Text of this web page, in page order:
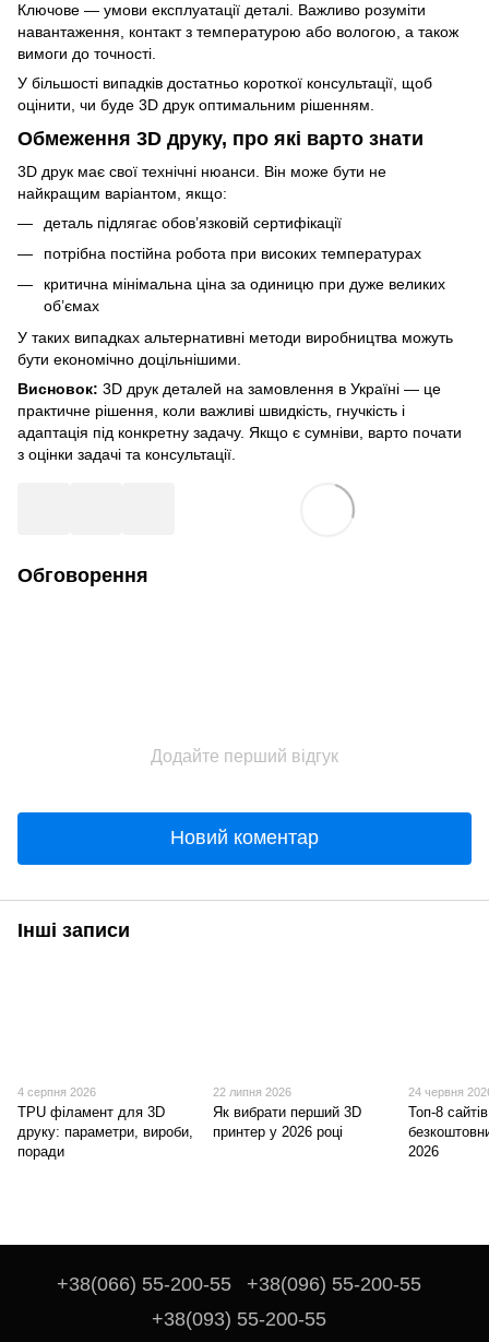
Ключове — умови експлуатації деталі. Важливо розуміти
навантаження, контакт з температурою або вологою, а також
вимоги до точності.
У більшості випадків достатньо короткої консультації, щоб
оцінити, чи буде 3D друк оптимальним рішенням.
Обмеження 3D друку, про які варто знати
3D друк має свої технічні нюанси. Він може бути не
найкращим варіантом, якщо:
деталь підлягає обов’язковій сертифікації
потрібна постійна робота при високих температурах
критична мінімальна ціна за одиницю при дуже великих
об’ємах
У таких випадках альтернативні методи виробництва можуть
бути економічно доцільнішими.
Висновок: 3D друк деталей на замовлення в Україні — це
практичне рішення, коли важливі швидкість, гнучкість і
адаптація під конкретну задачу. Якщо є сумніви, варто почати
з оцінки задачі та консультації.
Обговорення
Додайте перший відгук
Новий коментар
Інші записи
4 серпня 2026
TPU філамент для 3D
друку: параметри, вироби,
поради
22 липня 2026
Як вибрати перший 3D
принтер у 2026 році
24 червня
Топ-8
2026
+38(066) 55-200-55
+38(096) 55-200-55
+38(093) 55-200-55